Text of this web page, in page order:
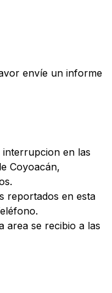
envíe un informe
en las
Coyoacán,
reportados en esta
area se recibio a las